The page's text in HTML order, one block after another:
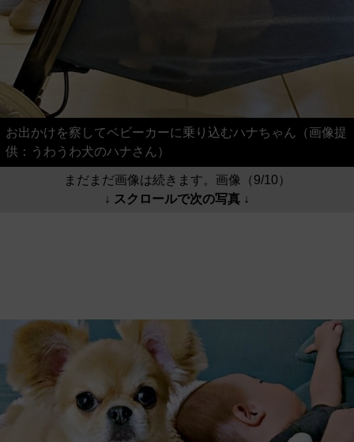
お出かけを察してベビーカーに乗り込むハナちゃん（画像提
供：うわうわ犬のハナさん）
まだまだ画像は続きます。画像（9/10）
↓ スクロールで次の写真 ↓